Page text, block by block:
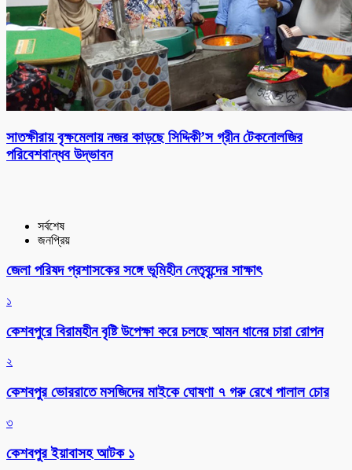
সাতক্ষীরায় বৃক্ষমেলায় নজর কাড়ছে সিদ্দিকী’স গ্রীন টেকনোলজির
পরিবেশবান্ধব উদ্ভাবন
সর্বশেষ
জনপ্রিয়
জেলা পরিষদ প্রশাসকের সঙ্গে ভূমিহীন নেতৃবৃন্দের সাক্ষাৎ
১
কেশবপুরে বিরামহীন বৃষ্টি উপেক্ষা করে চলছে আমন ধানের চারা রোপন
২
কেশবপুর ভোররাতে মসজিদের মাইকে ঘোষণা ৭ গরু রেখে পালাল চোর
৩
কেশবপুর ইয়াবাসহ আটক ১